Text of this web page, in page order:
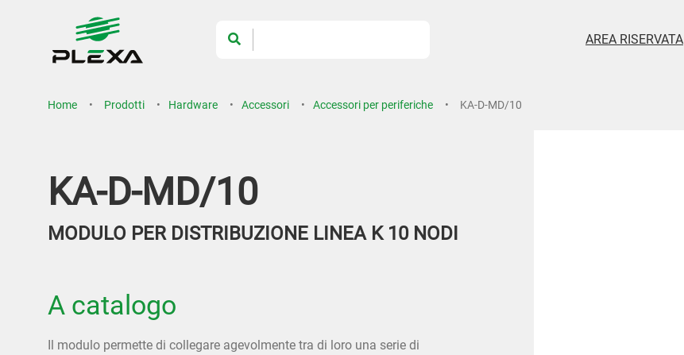
AREA RISERVATA
Home Prodotti Hardware Accessori Accessori per periferiche KA-D-MD/10
KA-D-MD/10
MODULO PER DISTRIBUZIONE LINEA K 10 NODI
A catalogo
Il modulo permette di collegare agevolmente tra di loro una serie di